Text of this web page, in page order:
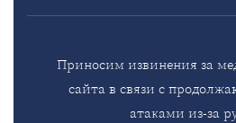
Приносим извинения за
сайта в связи с
атаками из-за